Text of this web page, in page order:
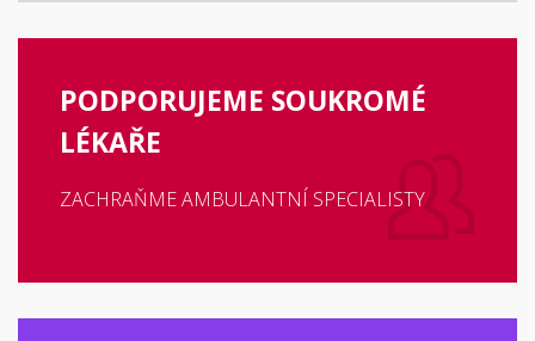
PODPORUJEME SOUKROMÉ
LÉKAŘE
ZACHRAŇME AMBULANTNÍ SPECIALISTY